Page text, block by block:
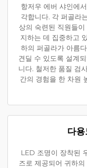
항저우 에버 샤인에
각합니다. 각 퍼골라
상의 숙련된 직원들
지하는 데 집중하고
하의 퍼골라가 아름
견딜 수 있도록 설계
니다. 철저한 품질 검
간의 경험을 한 차원
다
LED 조명이 장착된
즈로 제공되어 귀하